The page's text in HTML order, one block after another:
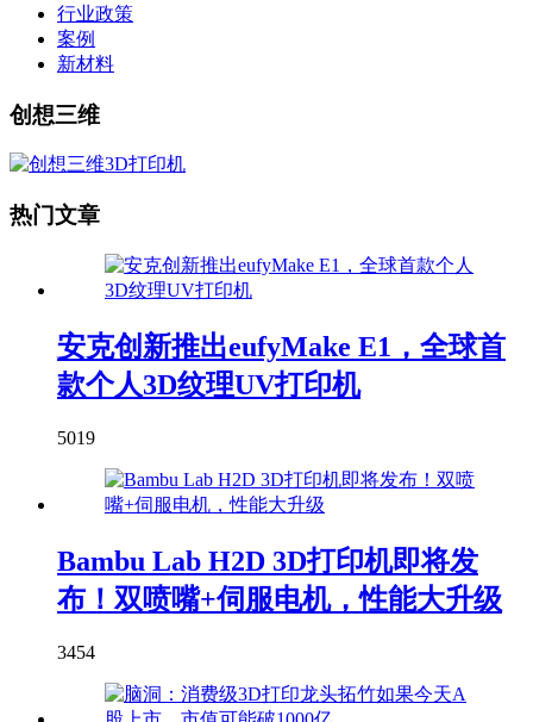
行业政策
案例
新材料
创想三维
热门文章
安克创新推出eufyMake E1，全球首
款个人3D纹理UV打印机
5019
Bambu Lab H2D 3D打印机即将发
布！双喷嘴+伺服电机，性能大升级
3454